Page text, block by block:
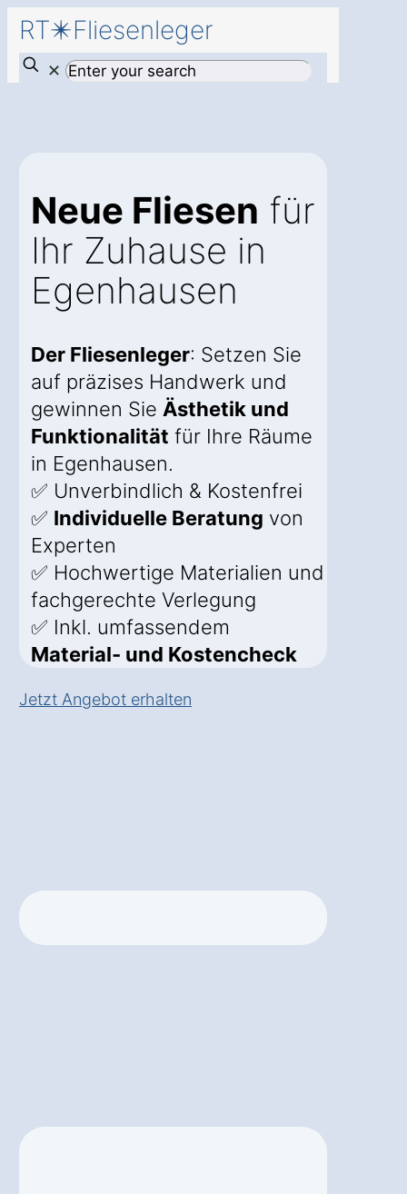
RT✴️Fliesenleger
✕
Neue Fliesen für
Ihr Zuhause in
Egenhausen
Der Fliesenleger: Setzen Sie
auf präzises Handwerk und
gewinnen Sie Ästhetik und
Funktionalität für Ihre Räume
in Egenhausen.
✅ Unverbindlich & Kostenfrei
✅ Individuelle Beratung von
Experten
✅ Hochwertige Materialien und
fachgerechte Verlegung
✅ Inkl. umfassendem
Material- und Kostencheck
Jetzt Angebot erhalten